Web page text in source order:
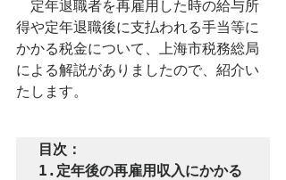
定年退職者を再雇用した時の給与所
得や定年退職後に支払われる手当等に
かかる税金について、上海市税務総局
による解説がありましたので、紹介い
たします。
目次：
1.定年後の再雇用収入にかかる